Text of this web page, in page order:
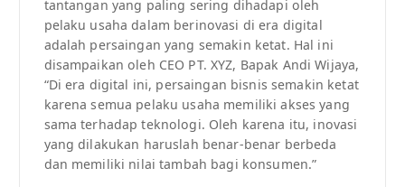
tantangan yang paling sering dihadapi oleh
pelaku usaha dalam berinovasi di era digital
adalah persaingan yang semakin ketat. Hal ini
disampaikan oleh CEO PT. XYZ, Bapak Andi Wijaya,
“Di era digital ini, persaingan bisnis semakin ketat
karena semua pelaku usaha memiliki akses yang
sama terhadap teknologi. Oleh karena itu, inovasi
yang dilakukan haruslah benar-benar berbeda
dan memiliki nilai tambah bagi konsumen.”